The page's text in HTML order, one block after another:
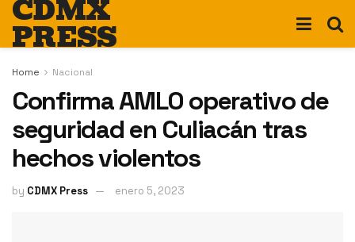
CDMX
PRESS
Home Nacional
Confirma AMLO operativo de
seguridad en Culiacán tras
hechos violentos
by CDMX Press enero 5, 2023